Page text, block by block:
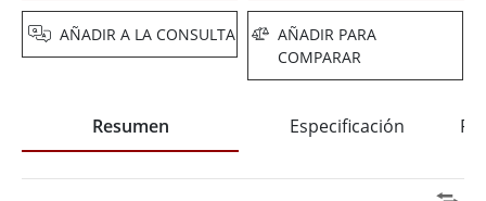
AÑADIR A LA CONSULTA
AÑADIR PARA
COMPARAR
Resumen Especificación